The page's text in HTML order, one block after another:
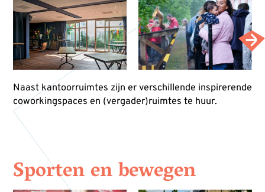
Naast kantoorruimtes zijn er verschillende inspirerende
coworkingspaces en (vergader)ruimtes te huur.
Sporten en bewegen